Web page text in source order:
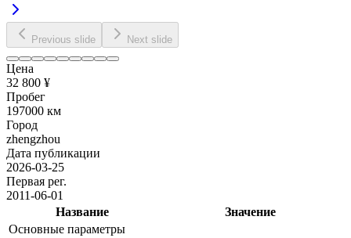
Previous slide Next slide
Цена
32 800 ¥
Пробег
197000 км
Город
zhengzhou
Дата публикации
2026-03-25
Первая рег.
2011-06-01
Название
Значение
Основные параметры